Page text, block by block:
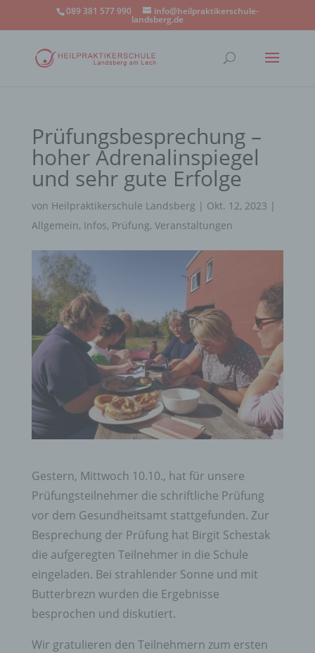
089 381 577 990 info@heilpraktikerschule-
landsberg.de
Prüfungsbesprechung –
hoher Adrenalinspiegel
und sehr gute Erfolge
von Heilpraktikerschule Landsberg | Okt. 12, 2023 |
Allgemein, Infos, Prüfung, Veranstaltungen
Gestern, Mittwoch 10.10., hat für unsere
Prüfungsteilnehmer die schriftliche Prüfung
vor dem Gesundheitsamt stattgefunden. Zur
Besprechung der Prüfung hat Birgit Schestak
die aufgeregten Teilnehmer in die Schule
eingeladen. Bei strahlender Sonne und mit
Butterbrezn wurden die Ergebnisse
besprochen und diskutiert.
Wir gratulieren den Teilnehmern zum ersten